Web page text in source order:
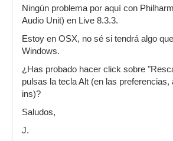
Ningún problema por aquí con
Audio Unit) en Live 8.3.3.
Estoy en OSX, no sé si tendrá algo
Windows.
¿Has probado hacer click sobre
pulsas la tecla Alt (en las preferencias,
ins)?
Saludos,
J.